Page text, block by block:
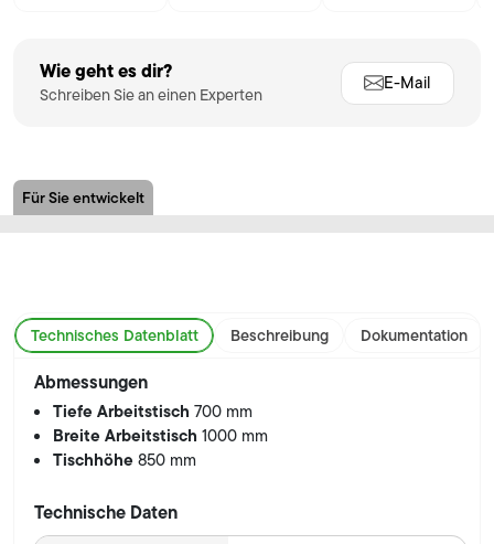
Wie geht es dir?
Schreiben Sie an einen Experten
E-Mail
Für Sie entwickelt
Technisches Datenblatt Beschreibung Dokumentation
Abmessungen
Tiefe Arbeitstisch700 mm
Breite Arbeitstisch1000 mm
Tischhöhe850 mm
Technische Daten